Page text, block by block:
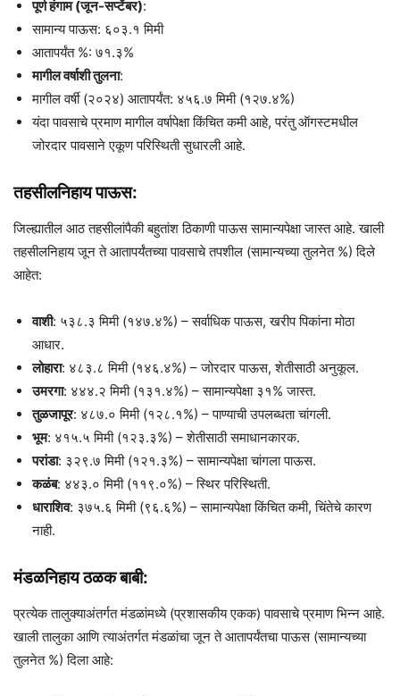
पूर्ण हंगाम (जून-सप्टेंबर):
सामान्य पाऊस: ६०३.१ मिमी
आतापर्यंत %: ७१.३%
मागील वर्षाशी तुलना:
मागील वर्षी (२०२४) आतापर्यंत: ४५६.७ मिमी (१२७.४%)
यंदा पावसाचे प्रमाण मागील वर्षापेक्षा किंचित कमी आहे, परंतु ऑगस्टमधील
जोरदार पावसाने एकूण परिस्थिती सुधारली आहे.
तहसीलनिहाय पाऊस:
जिल्ह्यातील आठ तहसीलांपैकी बहुतांश ठिकाणी पाऊस सामान्यपेक्षा जास्त आहे. खाली
तहसीलनिहाय जून ते आतापर्यंतच्या पावसाचे तपशील (सामान्यच्या तुलनेत %) दिले
आहेत:
वाशी: ५३८.३ मिमी (१४७.४%) – सर्वाधिक पाऊस, खरीप पिकांना मोठा
आधार.
लोहारा: ४८३.८ मिमी (१४६.४%) – जोरदार पाऊस, शेतीसाठी अनुकूल.
उमरगा: ४४४.२ मिमी (१३१.४%) – सामान्यपेक्षा ३१% जास्त.
तुळजापूर: ४८७.० मिमी (१२८.१%) – पाण्याची उपलब्धता चांगली.
भूम: ४१५.५ मिमी (१२३.३%) – शेतीसाठी समाधानकारक.
परांडा: ३२९.७ मिमी (१२१.३%) – सामान्यपेक्षा चांगला पाऊस.
कळंब: ४४३.० मिमी (११९.०%) – स्थिर परिस्थिती.
धाराशिव: ३७५.६ मिमी (९६.६%) – सामान्यपेक्षा किंचित कमी, चिंतेचे कारण
नाही.
मंडळनिहाय ठळक बाबी:
प्रत्येक तालुक्याअंतर्गत मंडळांमध्ये (प्रशासकीय एकक) पावसाचे प्रमाण भिन्न आहे.
खाली तालुका आणि त्याअंतर्गत मंडळांचा जून ते आतापर्यंतचा पाऊस (सामान्यच्या
तुलनेत %) दिला आहे: